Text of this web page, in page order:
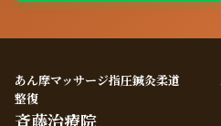
あん摩マッサージ指圧鍼灸柔道
整復
斉藤治療院